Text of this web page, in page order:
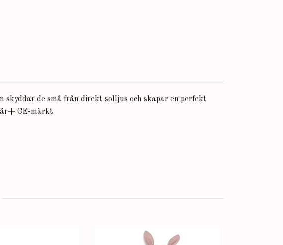
de små från direkt solljus och skapar en perfekt
år+ CE-märkt